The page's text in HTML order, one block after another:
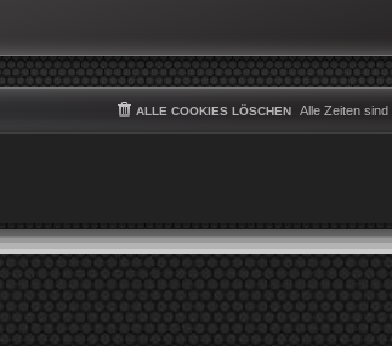
Alle Zeiten sind
ALLE COOKIES LÖSCHEN